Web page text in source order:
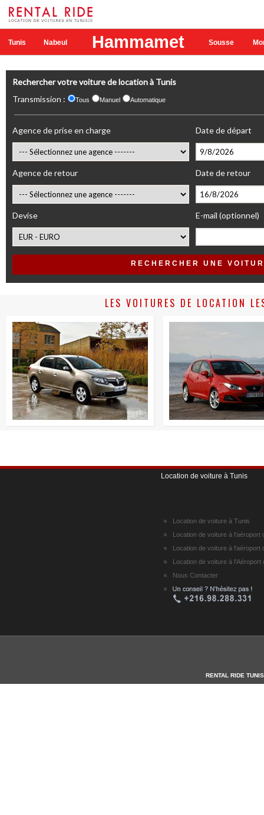
Tunis Nabeul Hammamet Sousse
Rechercher votre voiture de location à Tunis
Transmission :
Tous Manuel Automatique
Agence de prise en charge Date de départ
Agence de retour Date de retour
Devise E-mail (optionnel)
RECHERCHER UNE
LES VOITURES DE LOCATION
Location de voiture à Tunis
Location de voiture à Tunis
Location de voiture à l'aéroport
Location de voiture à l'aéroport
Location de voiture à l'Aéroport
Nous Contacter
RENTAL RIDE TUNIS